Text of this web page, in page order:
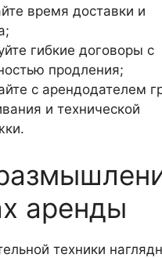
время доставки и
гибкие договоры с
продления;
с арендодателем
и технической
аренды
техники